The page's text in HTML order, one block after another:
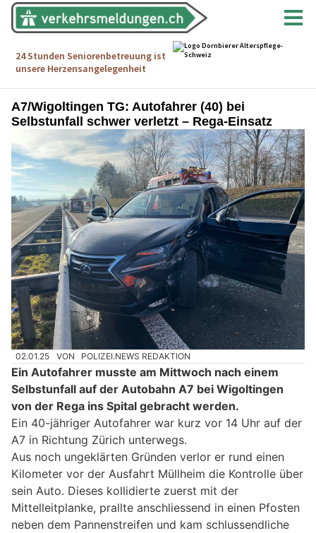
A7/Wigoltingen TG: Autofahrer (40) bei
Selbstunfall schwer verletzt – Rega-Einsatz
02.01.25 VON POLIZEI.NEWS REDAKTION
Ein Autofahrer musste am Mittwoch nach einem
Selbstunfall auf der Autobahn A7 bei Wigoltingen
von der Rega ins Spital gebracht werden.
Ein 40-jähriger Autofahrer war kurz vor 14 Uhr auf der
A7 in Richtung Zürich unterwegs.
Aus noch ungeklärten Gründen verlor er rund einen
Kilometer vor der Ausfahrt Müllheim die Kontrolle über
sein Auto. Dieses kollidierte zuerst mit der
Mittelleitplanke, prallte anschliessend in einen Pfosten
neben dem Pannenstreifen und kam schlussendliche